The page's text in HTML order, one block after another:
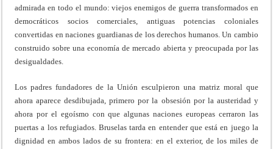
admirada en todo el mundo: viejos enemigos de guerra transformados en
democráticos socios comerciales, antiguas potencias coloniales
convertidas en naciones guardianas de los derechos humanos. Un cambio
construido sobre una economía de mercado abierta y preocupada por las
desigualdades.
Los padres fundadores de la Unión esculpieron una matriz moral que
ahora aparece desdibujada, primero por la obsesión por la austeridad y
ahora por el egoísmo con que algunas naciones europeas cerraron las
puertas a los refugiados. Bruselas tarda en entender que está en juego la
dignidad en ambos lados de su frontera: en el exterior, de los miles de